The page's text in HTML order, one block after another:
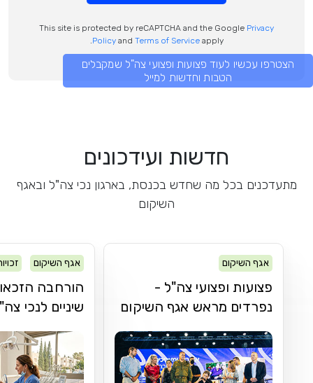
This site is protected by reCAPTCHA and the Google Privacy
Policyand Terms of Serviceapply.
הצטרפו עכשיו לעוד פצועות ופצועי צה"ל שמקבלים
הטבות וחדשות למייל
חדשות ועידכונים
מתעדכנים בכל מה שחדש בכנסת, בארגון נכי צה"ל ובאגף
השיקום
אגף השיקום
פצועות ופצועי צה"ל -
נפרדים מראש אגף השיקום
אגף השיקום
הורחבה
שיניים לנכי